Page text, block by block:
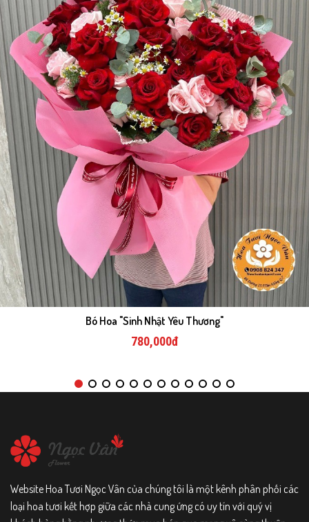
Bó Hoa "Sinh Nhật Yêu Thương"
780,000đ
Website Hoa Tươi Ngọc Vân của chúng tôi là một kênh phân phối các
loại hoa tươi kết hợp giữa các nhà cung ứng có uy tín với quý vị